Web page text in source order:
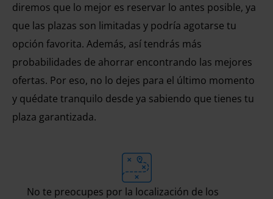
diremos que lo mejor es reservar lo antes posible, ya
que las plazas son limitadas y podría agotarse tu
opción favorita. Además, así tendrás más
probabilidades de ahorrar encontrando las mejores
ofertas. Por eso, no lo dejes para el último momento
y quédate tranquilo desde ya sabiendo que tienes tu
plaza garantizada.
No te preocupes por la localización de los